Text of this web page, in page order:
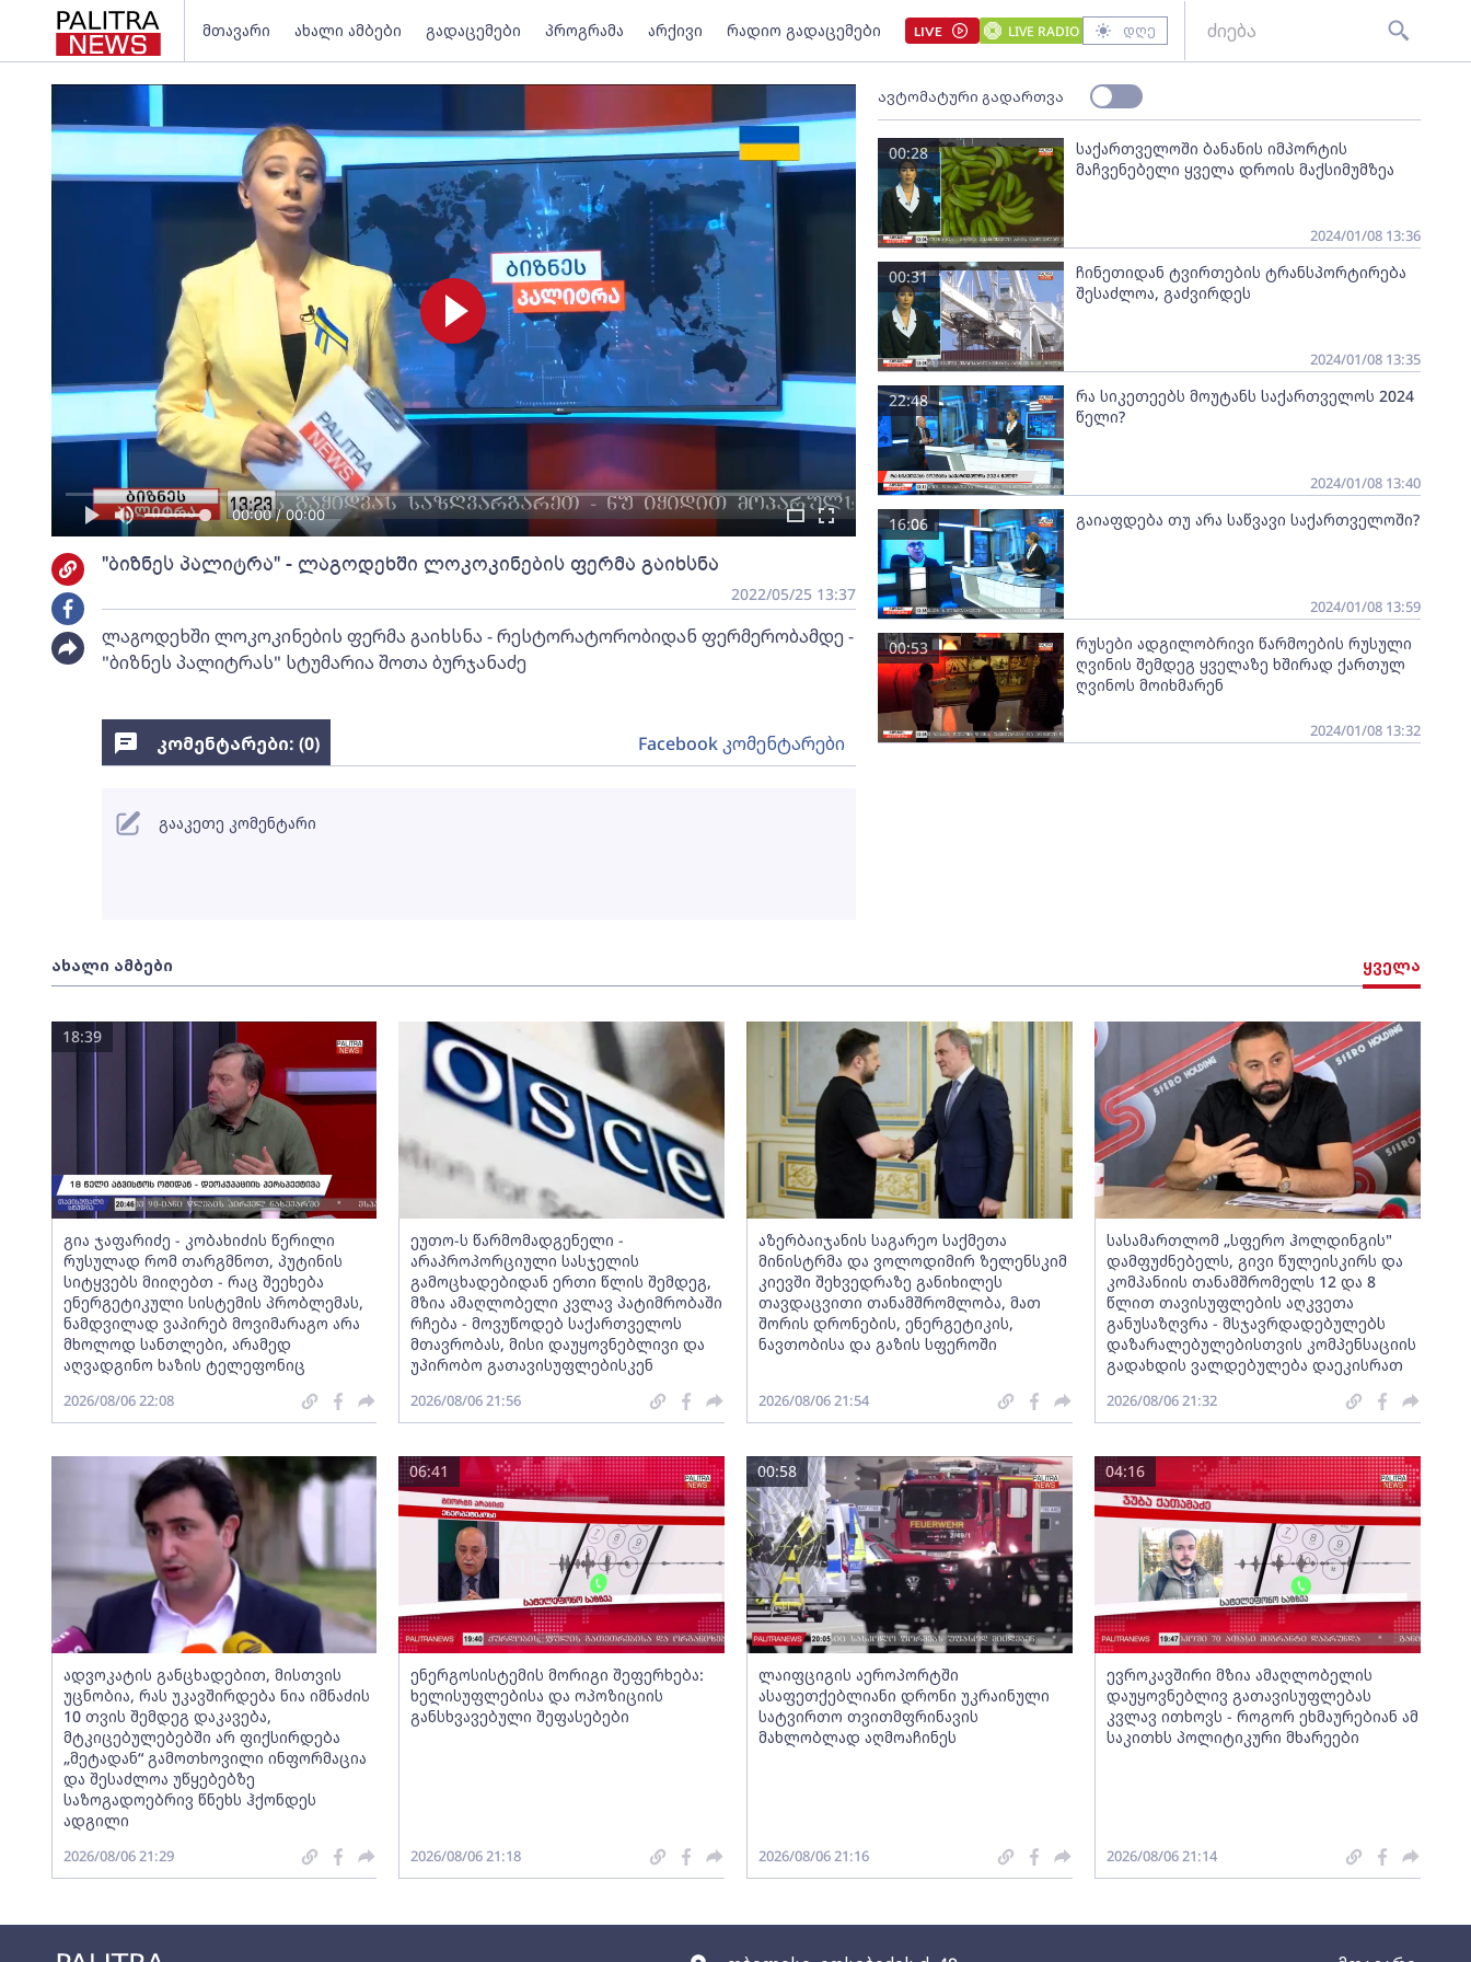
მთავარი ახალი ამბები გადაცემები პროგრამა არქივი რადიო გადაცემები LIVE LIVE RADIO დღე
00:00 / 00:00
"ბიზნეს პალიტრა" - ლაგოდეხში ლოკოკინების ფერმა გაიხსნა
2022/05/25 13:37
ლაგოდეხში ლოკოკინების ფერმა გაიხსნა - რესტორატორობიდან ფერმერობამდე -
"ბიზნეს პალიტრას" სტუმარია შოთა ბურჯანაძე
ავტომატური გადართვა
საქართველოში ბანანის იმპორტის
მაჩვენებელი ყველა დროის მაქსიმუმზეა
00:28
2024/01/08 13:36
ჩინეთიდან ტვირთების ტრანსპორტირება
შესაძლოა, გაძვირდეს
00:31
2024/01/08 13:35
რა სიკეთეებს მოუტანს საქართველოს 2024
წელი?
22:48
2024/01/08 13:40
გაიაფდება თუ არა საწვავი საქართველოში?
16:06
2024/01/08 13:59
რუსები ადგილობრივი წარმოების რუსული
ღვინის შემდეგ ყველაზე ხშირად ქართულ
ღვინოს მოიხმარენ
00:53
2024/01/08 13:32
ახალი ამბები ყველა
გია ჯაფარიძე - კობახიძის წერილი
რუსულად რომ თარგმნოთ, პუტინის
სიტყვებს მიიღებთ - რაც შეეხება
ენერგეტიკული სისტემის პრობლემას,
ნამდვილად ვაპირებ მოვიმარაგო არა
მხოლოდ სანთლები, არამედ
აღვადგინო ხაზის ტელეფონიც
18:39
2026/08/06 22:08
ეუთო-ს წარმომადგენელი -
არაპროპორციული სასჯელის
გამოცხადებიდან ერთი წლის შემდეგ,
მზია ამაღლობელი კვლავ პატიმრობაში
რჩება - მოვუწოდებ საქართველოს
მთავრობას, მისი დაუყოვნებლივი და
უპირობო გათავისუფლებისკენ
2026/08/06 21:56
აზერბაიჯანის საგარეო საქმეთა
მინისტრმა და ვოლოდიმირ ზელენსკიმ
კიევში შეხვედრაზე განიხილეს
თავდაცვითი თანამშრომლობა, მათ
შორის დრონების, ენერგეტიკის,
ნავთობისა და გაზის სფეროში
2026/08/06 21:54
სასამართლომ „სფერო ჰოლდინგის"
დამფუძნებელს, გივი წულეისკირს და
კომპანიის თანამშრომელს 12 და 8
წლით თავისუფლების აღკვეთა
განუსაზღვრა - მსჯავრდადებულებს
დაზარალებულებისთვის კომპენსაციის
გადახდის ვალდებულება დაეკისრათ
2026/08/06 21:32
ადვოკატის განცხადებით, მისთვის
უცნობია, რას უკავშირდება ნია იმნაძის
10 თვის შემდეგ დაკავება,
მტკიცებულებებში არ ფიქსირდება
„მეტადან“ გამოთხოვილი ინფორმაცია
და შესაძლოა უწყებებზე
საზოგადოებრივ წნეხს ჰქონდეს
ადგილი
2026/08/06 21:29
ენერგოსისტემის მორიგი შეფერხება:
ხელისუფლებისა და ოპოზიციის
განსხვავებული შეფასებები
06:41
2026/08/06 21:18
ლაიფციგის აეროპორტში
ასაფეთქებლიანი დრონი უკრაინული
სატვირთო თვითმფრინავის
მახლობლად აღმოაჩინეს
00:58
2026/08/06 21:16
ევროკავშირი მზია ამაღლობელის
დაუყოვნებლივ გათავისუფლებას
კვლავ ითხოვს - როგორ ეხმაურებიან ამ
საკითხს პოლიტიკური მხარეები
04:16
2026/08/06 21:14
კომენტარები: (0) Facebook კომენტარები
გააკეთე კომენტარი